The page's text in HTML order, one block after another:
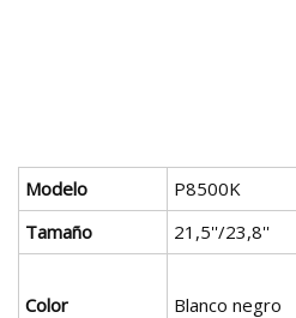
Modelo
P8500K
Tamaño
21,5''/23,8''
Color Blanco negro